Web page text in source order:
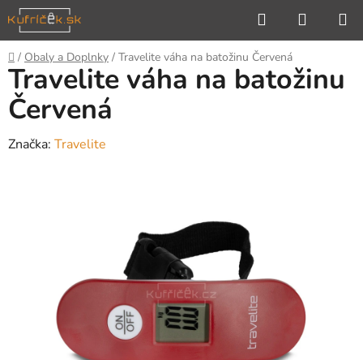
Prejsť
na
obsah
Hľadať
KOŠÍK
Domov
/ Obaly a Doplnky / Travelite váha na batožinu Červená
Travelite váha na batožinu
Červená
Značka: Travelite